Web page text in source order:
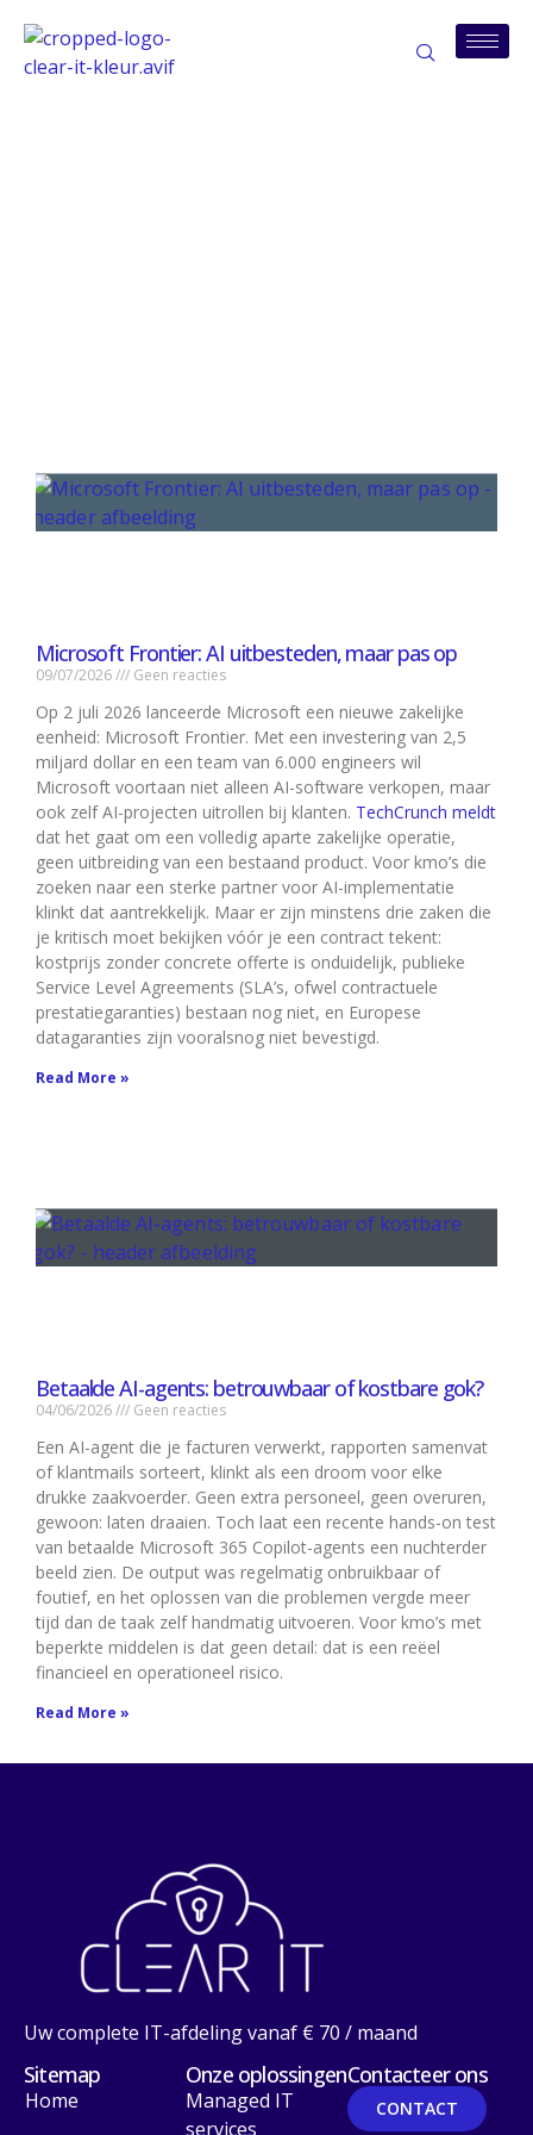
Microsoft Frontier: AI uitbesteden, maar pas op
09/07/2026 Geen reacties
Op 2 juli 2026 lanceerde Microsoft een nieuwe zakelijke
eenheid: Microsoft Frontier. Met een investering van 2,5
miljard dollar en een team van 6.000 engineers wil
Microsoft voortaan niet alleen AI-software verkopen, maar
ook zelf AI-projecten uitrollen bij klanten. TechCrunch meldt
dat het gaat om een volledig aparte zakelijke operatie,
geen uitbreiding van een bestaand product. Voor kmo’s die
zoeken naar een sterke partner voor AI-implementatie
klinkt dat aantrekkelijk. Maar er zijn minstens drie zaken die
je kritisch moet bekijken vóór je een contract tekent:
kostprijs zonder concrete offerte is onduidelijk, publieke
Service Level Agreements (SLA’s, ofwel contractuele
prestatiegaranties) bestaan nog niet, en Europese
datagaranties zijn vooralsnog niet bevestigd.
Read More »
Betaalde AI-agents: betrouwbaar of kostbare gok?
04/06/2026 Geen reacties
Een AI-agent die je facturen verwerkt, rapporten samenvat
of klantmails sorteert, klinkt als een droom voor elke
drukke zaakvoerder. Geen extra personeel, geen overuren,
gewoon: laten draaien. Toch laat een recente hands-on test
van betaalde Microsoft 365 Copilot-agents een nuchterder
beeld zien. De output was regelmatig onbruikbaar of
foutief, en het oplossen van die problemen vergde meer
tijd dan de taak zelf handmatig uitvoeren. Voor kmo’s met
beperkte middelen is dat geen detail: dat is een reëel
financieel en operationeel risico.
Read More »
Uw complete IT-afdeling vanaf € 70 / maand
Sitemap
Home
Onze oplossingen
Managed IT
services
Contacteer ons
CONTACT